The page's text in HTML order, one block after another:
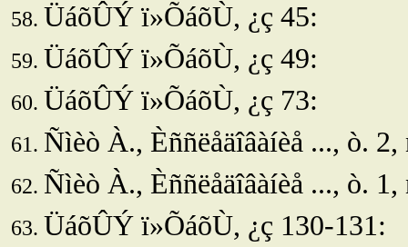
ÜáõÛÝ ï»ÕáõÙ, ¿ç 45:
ÜáõÛÝ ï»ÕáõÙ, ¿ç 49:
ÜáõÛÝ ï»ÕáõÙ, ¿ç 73:
Ñìèò À., Èññëåäîâàíèå ..., ò. 2,
Ñìèò À., Èññëåäîâàíèå ..., ò. 1,
ÜáõÛÝ ï»ÕáõÙ, ¿ç 130-131: